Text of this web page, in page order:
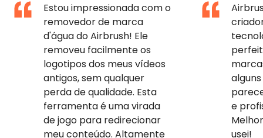
Estou impressionada com o
removedor de marca
d'água do Airbrush! Ele
removeu facilmente os
logotipos dos meus vídeos
antigos, sem qualquer
perda de qualidade. Esta
ferramenta é uma virada
de jogo para redirecionar
meu conteúdo. Altamente
e
usei!